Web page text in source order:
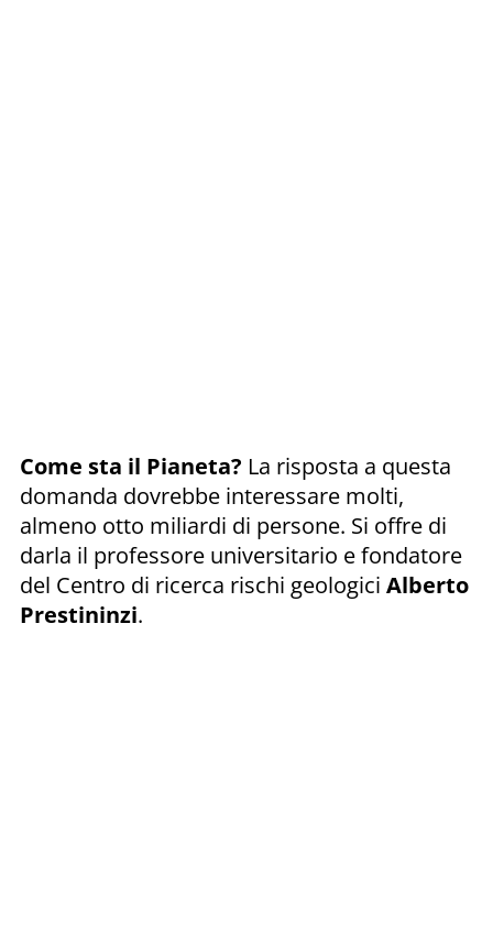
Come sta il Pianeta? La risposta a questa
domanda dovrebbe interessare molti,
almeno otto miliardi di persone. Si offre di
darla il professore universitario e fondatore
del Centro di ricerca rischi geologici Alberto
Prestininzi.